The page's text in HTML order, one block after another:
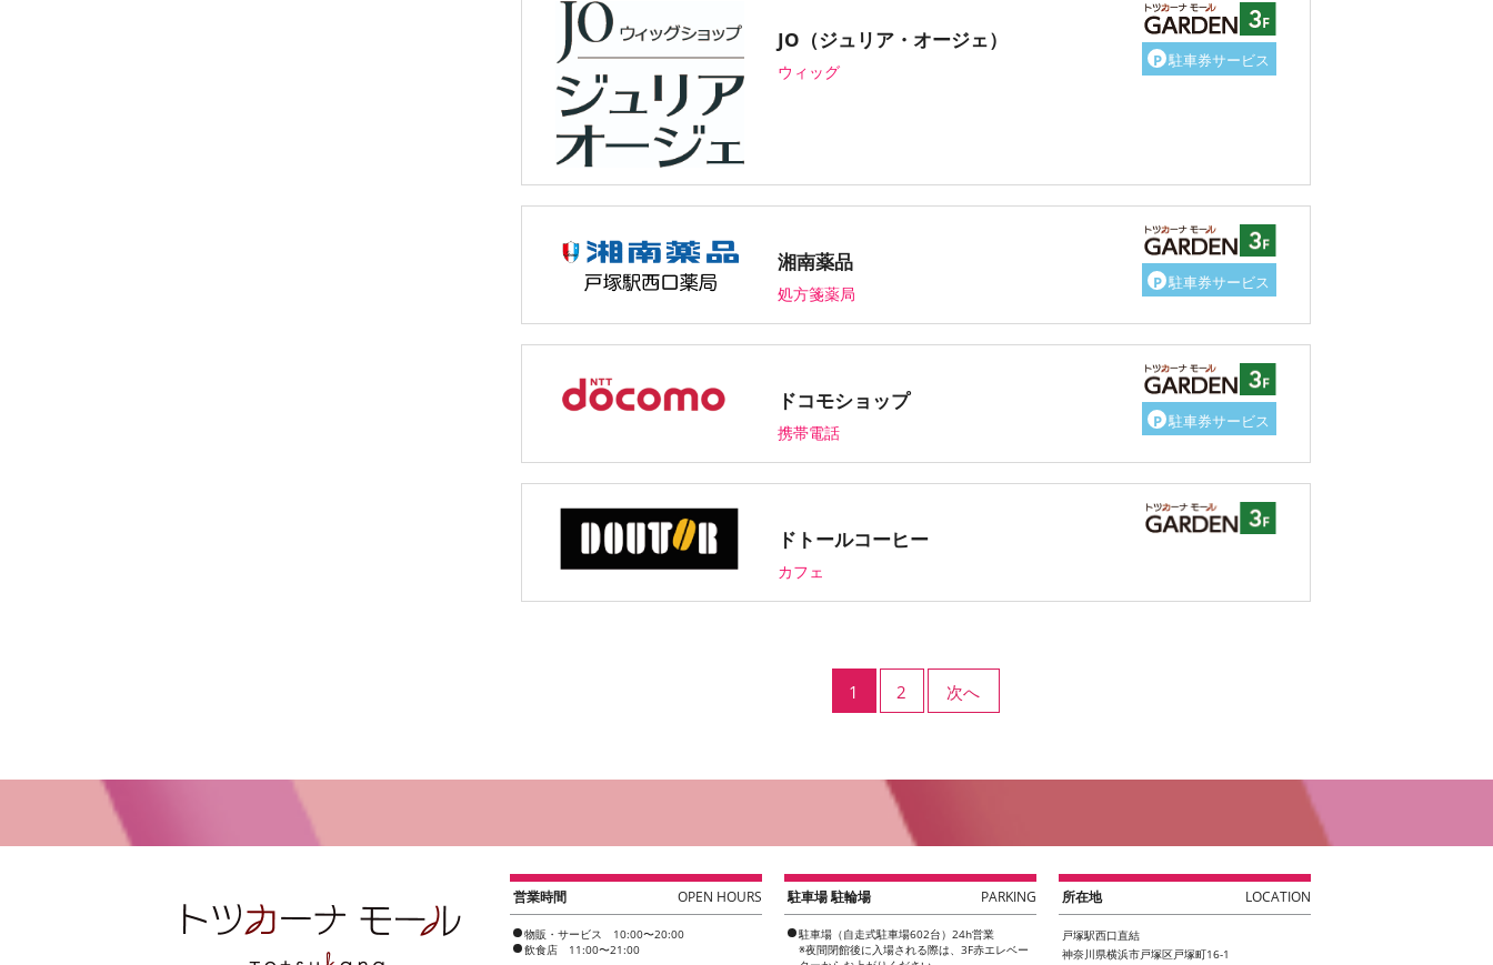
JO（ジュリア・オージェ）
ウィッグ
P 駐車券サービス
湘南薬品
処方箋薬局
P 駐車券サービス
ドコモショップ
携帯電話
P 駐車券サービス
ドトールコーヒー
カフェ
1 2 次へ
営業時間 OPEN HOURS
物販・サービス 10:00〜20:00
飲食店 11:00〜21:00
駐車場 駐輪場 PARKING
駐車場（自走式駐車場602台）24h営業
※夜間閉館後に入場される際は、3F赤エレベー
所在地 LOCATION
戸塚駅西口直結
神奈川県横浜市戸塚区戸塚町16-1